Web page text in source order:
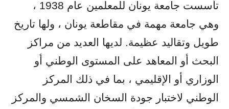
تأسست جامعة يونان للمعلمين عام 1938 ،
وهي جامعة مهمة في مقاطعة يونان ، ولها تاريخ
طويل وتقاليد عظيمة. لديها العديد من مراكز
البحث أو المعاهد على المستوى الوطني أو
الوزاري أو الإقليمي ، بما في ذلك المركز
الوطني لاختبار جودة السخان الشمسي والمركز